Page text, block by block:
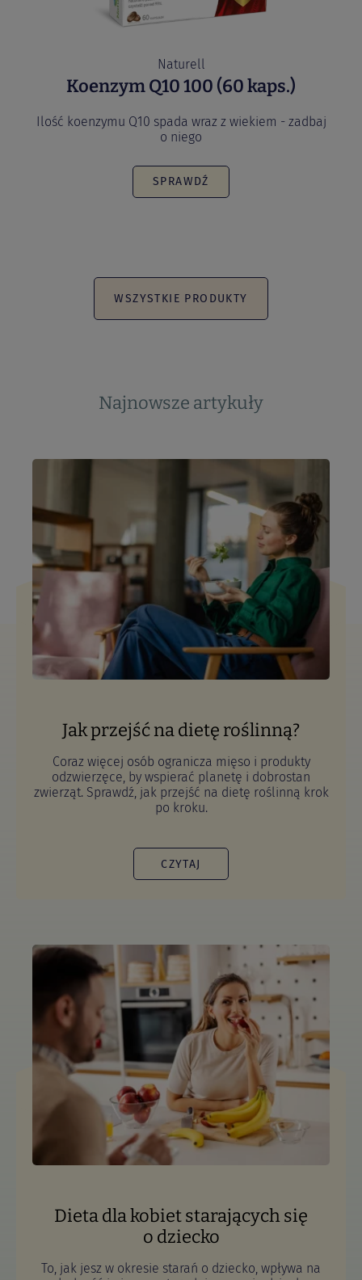
Koenzym Q10 100 (60 kaps.)
Ilość koenzymu Q10 spada wraz z wiekiem - zadbaj
o niego
Jak przejść na dietę roślinną?
Coraz więcej osób ogranicza mięso i produkty
po kroku.
Dieta dla kobiet starających się